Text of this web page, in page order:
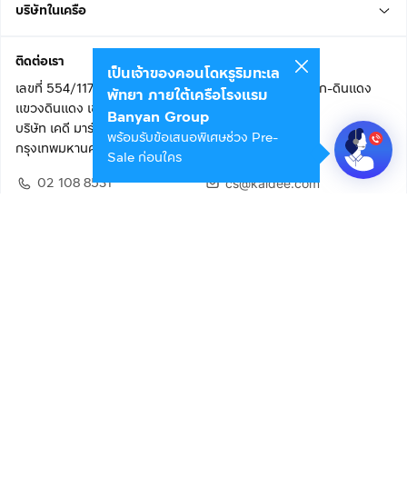
บริษัทในเครือ
ติดต่อเรา
เลขที่ 554/117 อาคารสกายไนน์ เซ็นเตอร์ ชั้น 22 ถนนอโศก-ดินแดง
แขวงดินแดง เขตดินแดง
บริษัท เคดี มาร์เก็ตเพลส จำกัด (สำนักงานใหญ่)
กรุงเทพมหานคร 10400
02 108 8531
cs@kaidee.com
เป็นเจ้าของคอนโดหรูริมทะเล
พัทยา ภายใต้เครือโรงแรม
Banyan Group
พร้อมรับข้อเสนอพิเศษช่วง Pre-
Sale ก่อนใคร